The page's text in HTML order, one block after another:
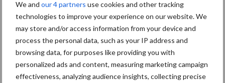
We and our 4 partners use cookies and other tracking
technologies to improve your experience on our website. We
may store and/or access information from your device and
process the personal data, such as your IP address and
browsing data, for purposes like providing you with
personalized ads and content, measuring marketing campaign
effectiveness, analyzing audience insights, collecting precise